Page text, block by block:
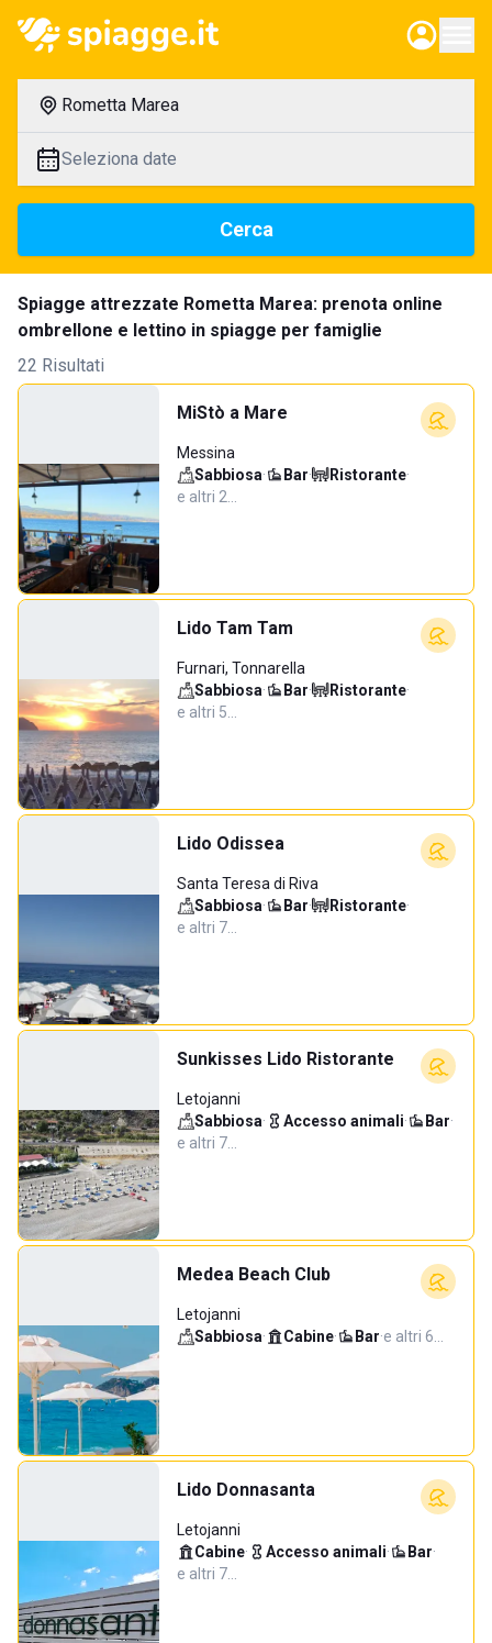
Rometta Marea
Seleziona date
Cerca
Spiagge attrezzate Rometta Marea: prenota online
ombrellone e lettino in spiagge per famiglie
22 Risultati
MiStò a Mare
Messina
Sabbiosa· Bar· Ristorante·
e altri 2…
Lido Tam Tam
Furnari, Tonnarella
Sabbiosa· Bar· Ristorante·
e altri 5…
Lido Odissea
Santa Teresa di Riva
Sabbiosa· Bar· Ristorante·
e altri 7…
Sunkisses Lido Ristorante
Letojanni
Sabbiosa· Accesso animali· Bar·
e altri 7…
Medea Beach Club
Letojanni
Sabbiosa· Cabine· Bar·e altri 6…
Lido Donnasanta
Letojanni
Cabine· Accesso animali· Bar·
e altri 7…